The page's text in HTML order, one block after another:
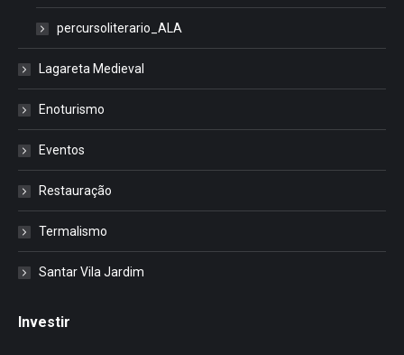
percursoliterario_ALA
Lagareta Medieval
Enoturismo
Eventos
Restauração
Termalismo
Santar Vila Jardim
Investir